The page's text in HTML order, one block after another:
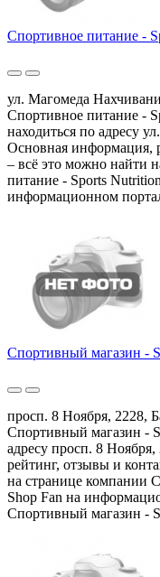
Спортивное питание -
ул. Магомеда
Спортивное питание -
находиться по адресу
Основная информация,
– всё это можно найти
питание - Sports
информационном
Спортивный магазин -
просп. 8 Ноября, 2228,
Спортивный магазин -
адресу просп. 8
рейтинг, отзывы и
на странице компании
Shop Fan на
Спортивный магазин -